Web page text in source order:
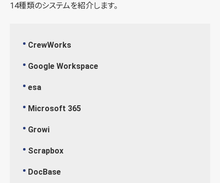
14種類のシステムを紹介します。
CrewWorks
Google Workspace
esa
Microsoft 365
Growi
Scrapbox
DocBase